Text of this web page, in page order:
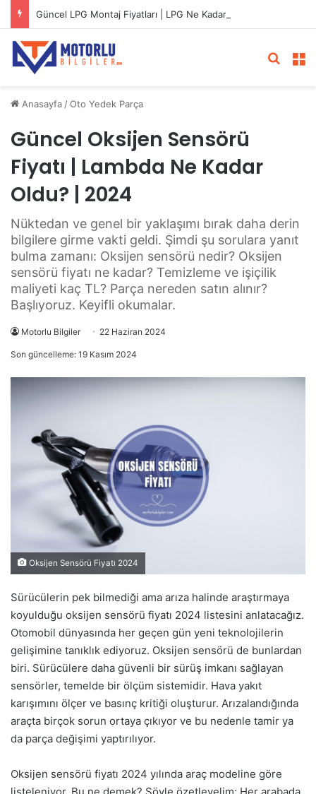
Güncel LPG Montaj Fiyatları | LPG Ne Kadara Takılır?
Anasayfa /Oto Yedek Parça
Güncel Oksijen Sensörü
Fiyatı | Lambda Ne Kadar
Oldu? | 2024
Nüktedan ve genel bir yaklaşımı bırak daha derin
bilgilere girme vakti geldi. Şimdi şu sorulara yanıt
bulma zamanı: Oksijen sensörü nedir? Oksijen
sensörü fiyatı ne kadar? Temizleme ve işiçilik
maliyeti kaç TL? Parça nereden satın alınır?
Başlıyoruz. Keyifli okumalar.
Motorlu Bilgiler 22 Haziran 2024
Son güncelleme: 19 Kasım 2024
Oksijen Sensörü Fiyatı 2024
Sürücülerin pek bilmediği ama arıza halinde araştırmaya
koyulduğu oksijen sensörü fiyatı 2024 listesini anlatacağız.
Otomobil dünyasında her geçen gün yeni teknolojilerin
gelişimine tanıklık ediyoruz. Oksijen sensörü de bunlardan
biri. Sürücülere daha güvenli bir sürüş imkanı sağlayan
sensörler, temelde bir ölçüm sistemidir. Hava yakıt
karışımını ölçer ve basınç kritiği oluşturur. Arızalandığında
araçta birçok sorun ortaya çıkıyor ve bu nedenle tamir ya
da parça değişimi yaptırılıyor.
Oksijen sensörü fiyatı 2024 yılında araç modeline göre
listeleniyor. Bu ne demek? Şöyle özetleyelim: Her arabada